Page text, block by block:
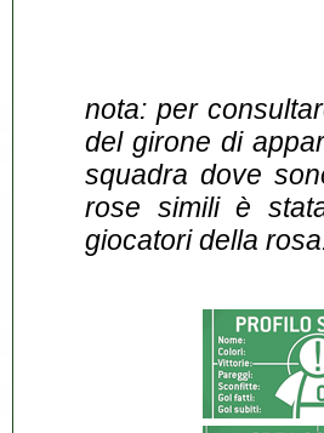
nota: per
del girone di
squadra dove
rose simili è
giocatori della